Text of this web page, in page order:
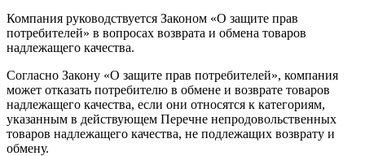
Компания руководствуется Законом «О защите прав
потребителей» в вопросах возврата и обмена товаров
надлежащего качества.
Согласно Закону «О защите прав потребителей», компания
может отказать потребителю в обмене и возврате товаров
надлежащего качества, если они относятся к категориям,
указанным в действующем Перечне непродовольственных
товаров надлежащего качества, не подлежащих возврату и
обмену.